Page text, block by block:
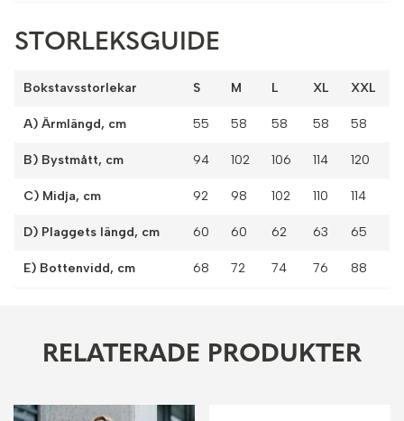
STORLEKSGUIDE
Bokstavsstorlekar S M L XL XXL
A) Ärmlängd, cm 55 58 58 58 58
B) Bystmått, cm 94 102 106 114 120
C) Midja, cm 92 98 102 110 114
D) Plaggets längd, cm 60 60 62 63 65
E) Bottenvidd, cm 68 72 74 76 88
RELATERADE PRODUKTER